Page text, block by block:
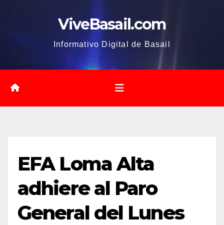
ViveBasail.com
Informativo Digital de Basail
EFA Loma Alta
adhiere al Paro
General del Lunes